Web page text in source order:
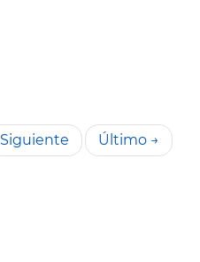
Siguiente Último →